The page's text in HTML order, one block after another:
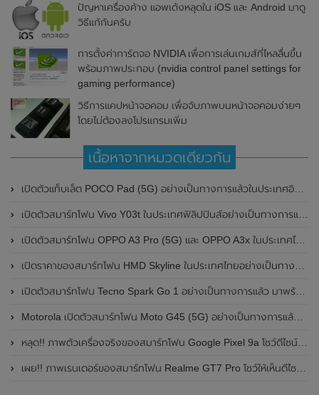
ปัญหาเครื่องค้าง แอพเด้งหลุดใน iOS และ Android มาดู
วิธีแก้กันครับ
การตั้งค่าการ์ดจอ NVIDIA เพื่อการเล่นเกมส์ที่ไหลลื่นขึ้น
พร้อมภาพประกอบ (nvidia control panel settings for
gaming performance)
วิธีการแคปหน้าจอคอม เพื่อจับภาพบนหน้าจอคอมง่ายๆ
โดยไม่ต้องลงโปรแกรมเพิ่ม
เนื้อหาจากหมวดเดียวกัน
เปิดตัวแท็บเล็ต POCO Pad (5G) อย่างเป็นทางการแล้วในประเทศอินเดีย มาพร้อมชิปเซ็ต Snapdragon 7s Gen 2 ของ Qualcomm และรองรับเครือข่าย 5G
เปิดตัวสมาร์ทโฟน Vivo Y03t ในประเทศฟิลิปปินส์อย่างเป็นทางการแล้ว มาพร้อมชิปเซ็ต Unisoc T612 , กล้องหลัง ความละเอียด 13MP , แบตเตอรี่ 5,000mAh และหน้าจอแสดงผล LCD / 90Hz
เปิดตัวสมาร์ทโฟน OPPO A3 Pro (5G) และ OPPO A3x ในประเทศไทยอย่างเป็นทางการแล้ว ในราคาเริ่มต้นเพียง 3,999 บาท
เปิดราคาของสมาร์ทโฟน HMD Skyline ในประเทศไทยอย่างเป็นทางการแล้ว ราคา 14,990 บาท
เปิดตัวสมาร์ทโฟน Tecno Spark Go 1 อย่างเป็นทางการแล้ว มาพร้อมหน้าจอแสดงผล LCD / 120Hz , แบตเตอรี่ 5,000mAh และใช้ชิปเซ็ต Unisoc
Motorola เปิดตัวสมาร์ทโฟน Moto G45 (5G) อย่างเป็นทางการแล้วในอินเดีย
หลุด!! ภาพตัวเครื่องจริงของสมาร์ทโฟน Google Pixel 9a โชว์ดีไซน์ใหม่ กล้องหลังแบนราบ ไม่มีกรอบของกล้องแล้ว
เผย!! ภาพเรนเดอร์ของสมาร์ทโฟน Realme GT7 Pro โชว์ให้เห็นดีไซน์ใหม่ พร้อมเผยรายละเอียดสเปกที่สำคัญบางส่วน